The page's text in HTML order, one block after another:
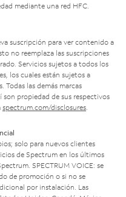
mediante una red HFC.
suscripción para ver contenido a
no reemplaza las suscripciones
Servicios sujetos a todos los
los cuales están sujetos a
las demás marcas
propiedad de sus respectivos
spectrum.com/disclosures
solo para nuevos clientes
de Spectrum en los últimos
SPECTRUM VOICE: se
de promoción o si no se
por instalación. Las